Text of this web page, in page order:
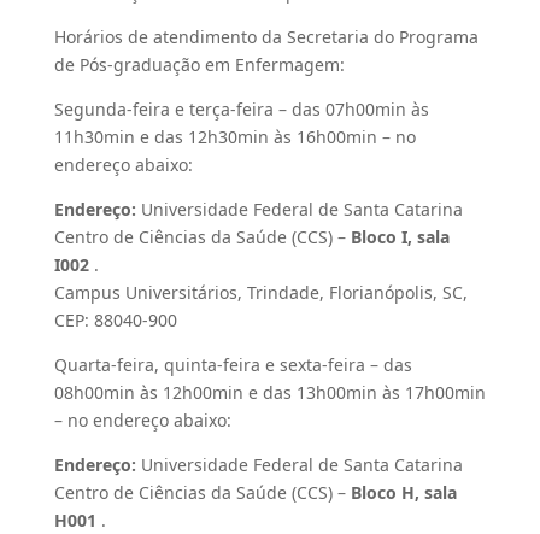
Horários de atendimento da Secretaria do Programa
de Pós-graduação em Enfermagem:
Segunda-feira e terça-feira – das 07h00min às
11h30min e das 12h30min às 16h00min – no
endereço abaixo:
Endereço: Universidade Federal de Santa Catarina
Centro de Ciências da Saúde (CCS) – Bloco I, sala
I002.
Campus Universitários, Trindade, Florianópolis, SC,
CEP: 88040-900
Quarta-feira, quinta-feira e sexta-feira – das
08h00min às 12h00min e das 13h00min às 17h00min
– no endereço abaixo:
Endereço: Universidade Federal de Santa Catarina
Centro de Ciências da Saúde (CCS) – Bloco H, sala
H001 .